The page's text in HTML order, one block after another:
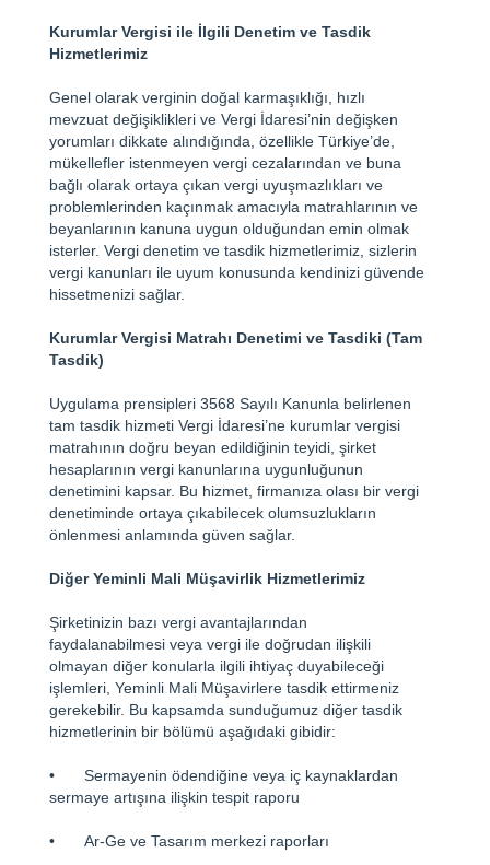
Kurumlar Vergisi ile İlgili Denetim ve Tasdik
Hizmetlerimiz
Genel olarak verginin doğal karmaşıklığı, hızlı
mevzuat değişiklikleri ve Vergi İdaresi’nin değişken
yorumları dikkate alındığında, özellikle Türkiye’de,
mükellefler istenmeyen vergi cezalarından ve buna
bağlı olarak ortaya çıkan vergi uyuşmazlıkları ve
problemlerinden kaçınmak amacıyla matrahlarının ve
beyanlarının kanuna uygun olduğundan emin olmak
isterler. Vergi denetim ve tasdik hizmetlerimiz, sizlerin
vergi kanunları ile uyum konusunda kendinizi güvende
hissetmenizi sağlar.
Kurumlar Vergisi Matrahı Denetimi ve Tasdiki (Tam
Tasdik)
Uygulama prensipleri 3568 Sayılı Kanunla belirlenen
tam tasdik hizmeti Vergi İdaresi’ne kurumlar vergisi
matrahının doğru beyan edildiğinin teyidi, şirket
hesaplarının vergi kanunlarına uygunluğunun
denetimini kapsar. Bu hizmet, firmanıza olası bir vergi
denetiminde ortaya çıkabilecek olumsuzlukların
önlenmesi anlamında güven sağlar.
Diğer Yeminli Mali Müşavirlik Hizmetlerimiz
Şirketinizin bazı vergi avantajlarından
faydalanabilmesi veya vergi ile doğrudan ilişkili
olmayan diğer konularla ilgili ihtiyaç duyabileceği
işlemleri, Yeminli Mali Müşavirlere tasdik ettirmeniz
gerekebilir. Bu kapsamda sunduğumuz diğer tasdik
hizmetlerinin bir bölümü aşağıdaki gibidir:
•
Sermayenin ödendiğine veya iç kaynaklardan
sermaye artışına ilişkin tespit raporu
• Ar-Ge ve Tasarım merkezi raporları